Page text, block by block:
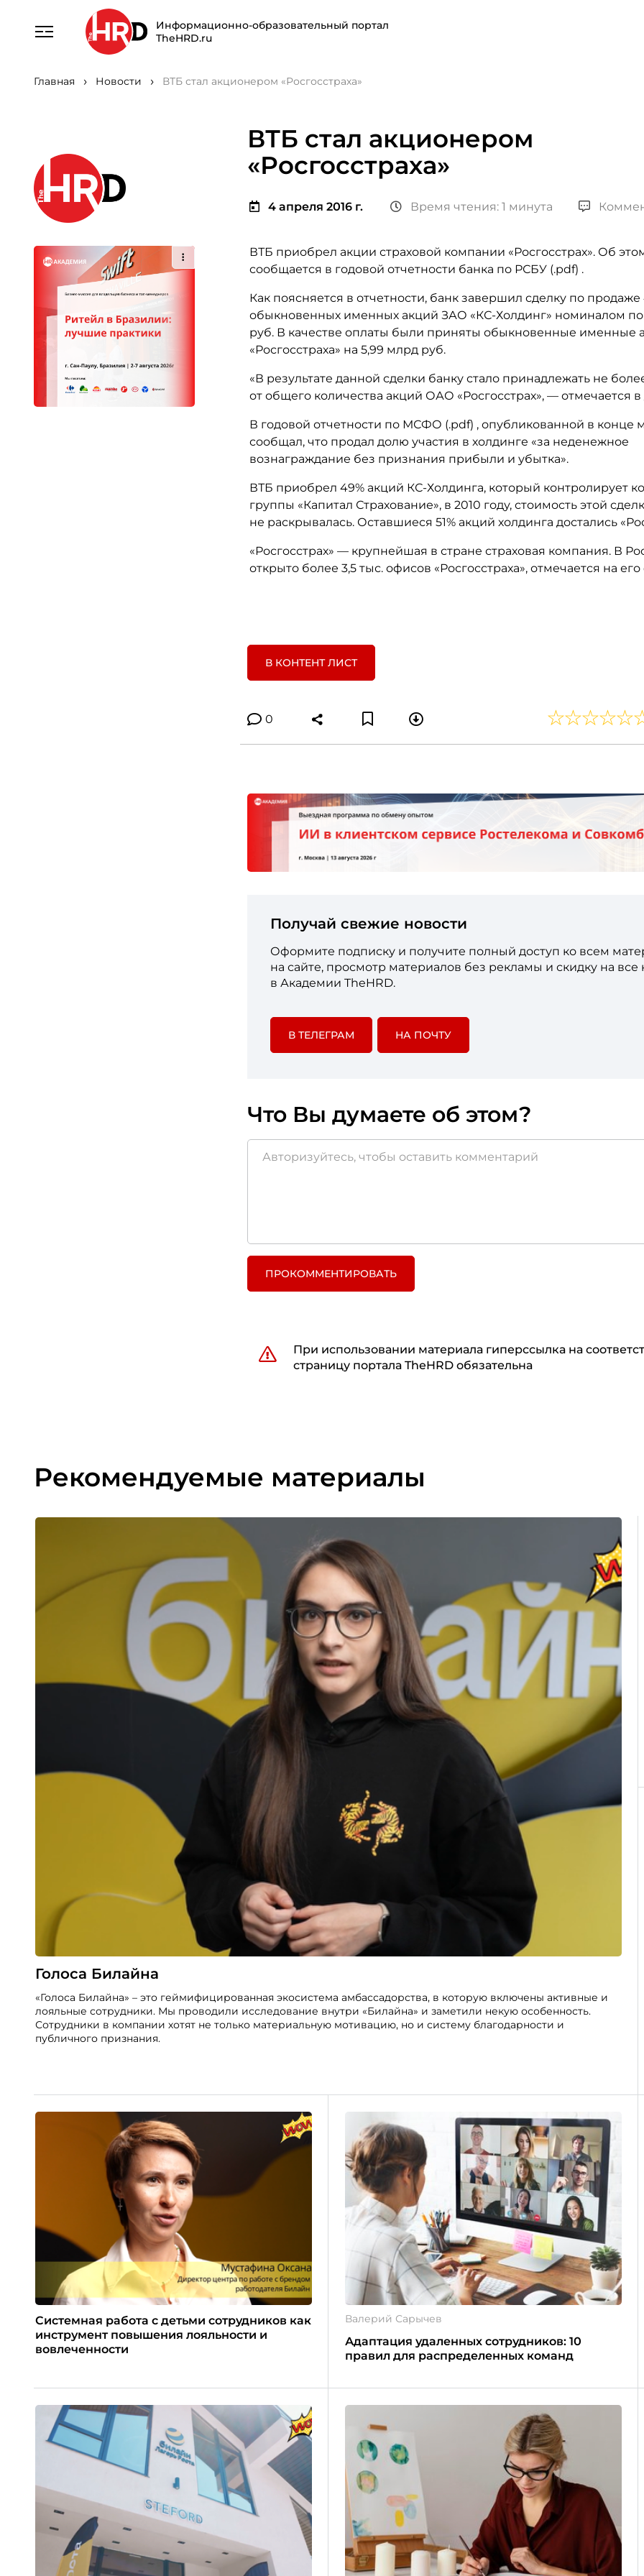
Информационно-образовательный портал
TheHRD.ru
Главная Новости ВТБ стал акционером «Росгосстраха»
ВТБ стал акционером
«Росгосстраха»
4 апреля 2016 г. Время чтения: 1 минута
​ВТБ приобрел акции страховой компании «Росгосстрах». Об
сообщается в годовой отчетности банка по РСБУ (.pdf) .
Как поясняется в отчетности, банк завершил сделку по продаже
обыкновенных именных акций ЗАО «КС-Холдинг» номиналом по
руб. В качестве оплаты были приняты обыкновенные именные
«Росгосстраха» на 5,99 млрд руб.
«В результате данной сделки банку стало принадлежать не
от общего количества акций ОАО «Росгосстрах», — отмечается
В годовой отчетности по МСФО (.pdf) , опубликованной в конце
сообщал, что продал долю участия в холдинге «за неденежное
вознаграждание без признания прибыли и убытка».
ВТБ приобрел 49% акций КС-Холдинга, который контролирует
группы «Капитал Страхование», в 2010 году, стоимость этой
не раскрывалась. Оставшиеся 51% акций холдинга достались
«Росгосстрах» — крупнейшая в стране страховая компания. В
открыто более 3,5 тыс. офисов «Росгосстраха», отмечается на его
В КОНТЕНТ ЛИСТ
0
Получай свежие новости
Оформите подписку и получите полный доступ ко всем
на сайте, просмотр материалов без рекламы и скидку на все
в Академии TheHRD.
В ТЕЛЕГРАМ НА ПОЧТУ
Что Вы думаете об этом?
ПРОКОММЕНТИРОВАТЬ
При использовании материала гиперссылка на
страницу портала TheHRD обязательна
Рекомендуемые материалы
Голоса Билайна
«Голоса Билайна» – это геймифицированная экосистема амбассадорства, в которую включены активные и
лояльные сотрудники. Мы проводили исследование внутри «Билайна» и заметили некую особенность.
Сотрудники в компании хотят не только материальную мотивацию, но и систему благодарности и
публичного признания.
Системная работа с детьми сотрудников как
инструмент повышения лояльности и
вовлеченности
Валерий Сарычев
Адаптация удаленных сотрудников: 10
правил для распределенных команд